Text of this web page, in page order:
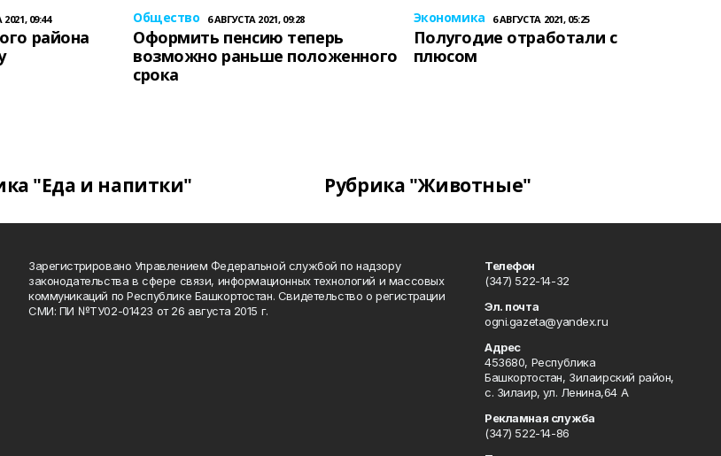
09:44
района
Общество 6 АВГУСТА 2021, 09:28
Оформить пенсию теперь
возможно раньше положенного
срока
Экономика 6 АВГУСТА 2021, 05:25
Полугодие отработали с
плюсом
"Еда и напитки" Рубрика "Животные"
Зарегистрировано Управлением Федеральной службой по надзору
законодательства в сфере связи, информационных технологий и массовых
коммуникаций по Республике Башкортостан. Свидетельство о регистрации
СМИ: ПИ №ТУ02-01423 от 26 августа 2015 г.
Телефон
(347) 522-14-32
Эл. почта
ogni.gazeta@yandex.ru
Адрес
453680, Республика
Башкортостан, Зилаирский район,
с. Зилаир, ул. Ленина,64 А
Рекламная служба
(347) 522-14-86